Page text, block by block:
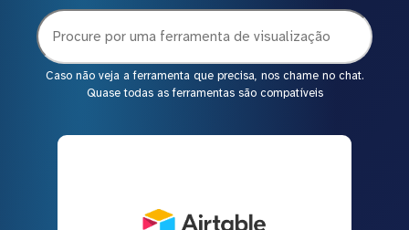
Caso não veja a ferramenta que precisa, nos chame no chat.
Quase todas as ferramentas são compatíveis